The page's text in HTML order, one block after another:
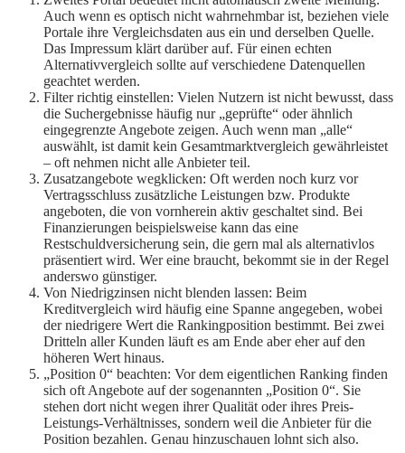
Auch wenn es optisch nicht wahrnehmbar ist, beziehen viele
Portale ihre Vergleichsdaten aus ein und derselben Quelle.
Das Impressum klärt darüber auf. Für einen echten
Alternativvergleich sollte auf verschiedene Datenquellen
geachtet werden.
Filter richtig einstellen: Vielen Nutzern ist nicht bewusst, dass
die Suchergebnisse häufig nur „geprüfte“ oder ähnlich
eingegrenzte Angebote zeigen. Auch wenn man „alle“
auswählt, ist damit kein Gesamtmarktvergleich gewährleistet
– oft nehmen nicht alle Anbieter teil.
Zusatzangebote wegklicken: Oft werden noch kurz vor
Vertragsschluss zusätzliche Leistungen bzw. Produkte
angeboten, die von vornherein aktiv geschaltet sind. Bei
Finanzierungen beispielsweise kann das eine
Restschuldversicherung sein, die gern mal als alternativlos
präsentiert wird. Wer eine braucht, bekommt sie in der Regel
anderswo günstiger.
Von Niedrigzinsen nicht blenden lassen: Beim
Kreditvergleich wird häufig eine Spanne angegeben, wobei
der niedrigere Wert die Rankingposition bestimmt. Bei zwei
Dritteln aller Kunden läuft es am Ende aber eher auf den
höheren Wert hinaus.
„Position 0“ beachten: Vor dem eigentlichen Ranking finden
sich oft Angebote auf der sogenannten „Position 0“. Sie
stehen dort nicht wegen ihrer Qualität oder ihres Preis-
Leistungs-Verhältnisses, sondern weil die Anbieter für die
Position bezahlen. Genau hinzuschauen lohnt sich also.